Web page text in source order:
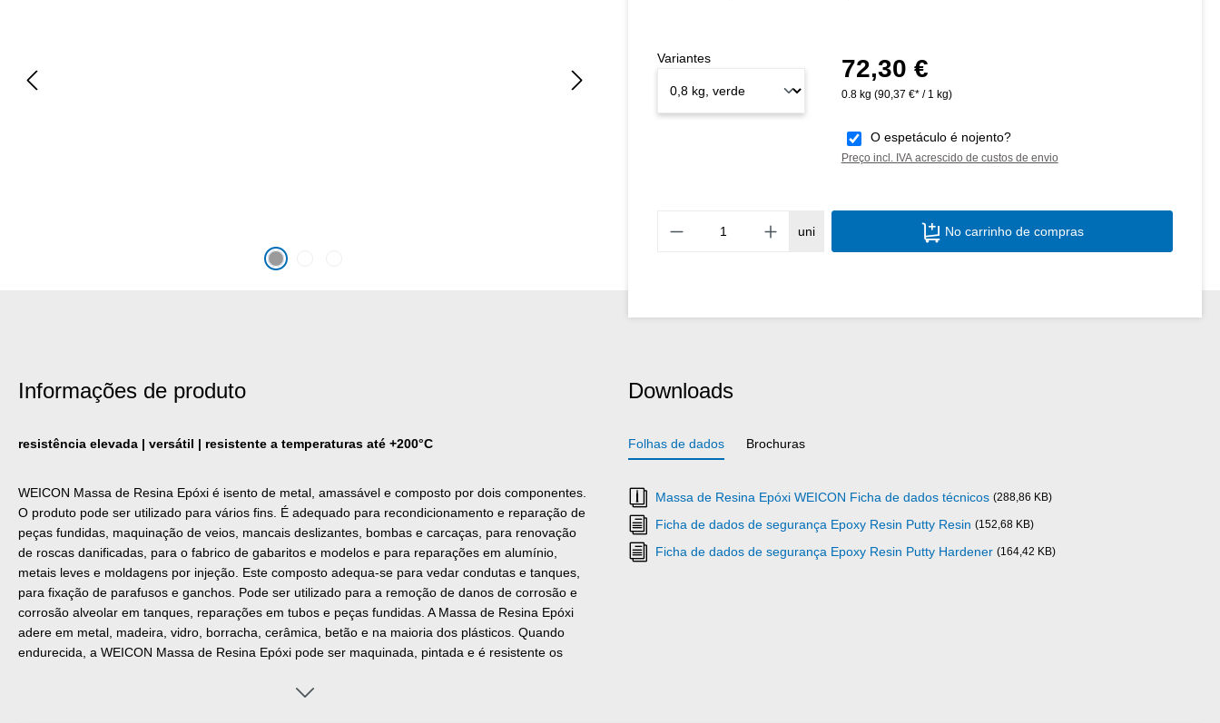
Preço normal:
72,30 €
0.8 kg (90,37 €* / 1 kg)
O espetáculo é nojento?
Preço incl. IVA acrescido de custos de envio
Variantes
Quantidade do Produto: Insira a
uni No carrinho de compras
Informações de produto
resistência elevada | versátil | resistente a temperaturas até +200°C
WEICON Massa de Resina Epóxi é isento de metal, amassável e composto por dois componentes.
O produto pode ser utilizado para vários fins. É adequado para recondicionamento e reparação de
peças fundidas, maquinação de veios, mancais deslizantes, bombas e carcaças, para renovação
de roscas danificadas, para o fabrico de gabaritos e modelos e para reparações em alumínio,
metais leves e moldagens por injeção. Este composto adequa-se para vedar condutas e tanques,
para fixação de parafusos e ganchos. Pode ser utilizado para a remoção de danos de corrosão e
corrosão alveolar em tanques, reparações em tubos e peças fundidas. A Massa de Resina Epóxi
adere em metal, madeira, vidro, borracha, cerâmica, betão e na maioria dos plásticos. Quando
endurecida, a WEICON Massa de Resina Epóxi pode ser maquinada, pintada e é resistente os
temperaturas elevadas até +200°C (+392°F), não é magnética nem corrosiva. Devido à sua
Downloads
Folhas de dados Brochuras
Massa de Resina Epóxi WEICON Ficha de dados técnicos (288,86 KB)
Ficha de dados de segurança Epoxy Resin Putty Resin (152,68 KB)
Ficha de dados de segurança Epoxy Resin Putty Hardener (164,42 KB)